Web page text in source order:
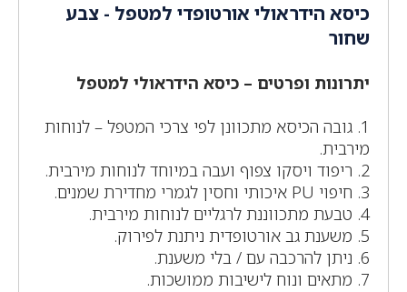
כיסא הידראולי אורטופדי למטפל - צבע
שחור
יתרונות ופרטים – כיסא הידראולי למטפל
1. גובה הכיסא מתכוונן לפי צרכי המטפל – לנוחות
מירבית.
2. ריפוד ויסקו צפוף ועבה במיוחד לנוחות מירבית.
3. חיפוי PU איכותי וחסין לגמרי מחדירת שמנים.
4. טבעת מתכווננת לרגליים לנוחות מירבית.
5. משענת גב אורטופדית ניתנת לפירוק.
6. ניתן להרכבה עם / בלי משענת.
7. מתאים ונוח לישיבות ממושכות.